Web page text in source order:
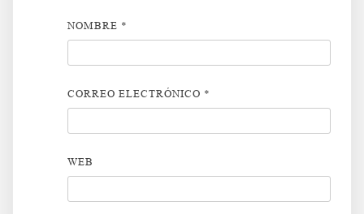
NOMBRE *
CORREO ELECTRÓNICO *
WEB